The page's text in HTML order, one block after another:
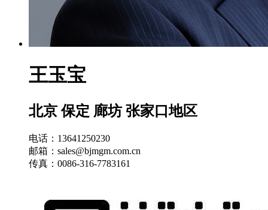
王玉宝
北京 保定 廊坊 张家口地区
电话：13641250230
邮箱：sales@bjmgm.com.cn
传真：0086-316-7783161